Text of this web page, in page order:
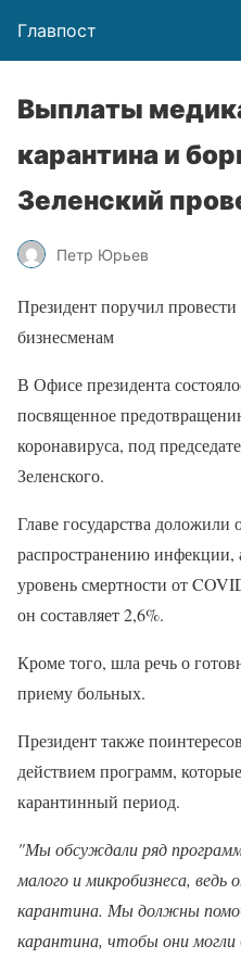
Главпост
Выплаты
карантина и
Зеленский
Петр Юрьев
Президент поручил
бизнесменам
В Офисе президента
посвященное
коронавируса, под
Зеленского.
Главе государства доложили
распространению инфекции,
уровень смертности от
он составляет 2,6%.
Кроме того, шла речь о
приему больных.
Президент также
действием программ,
карантинный период.
"Мы обсуждали ряд
малого и микробизнеса,
карантина. Мы должны
карантина, чтобы они